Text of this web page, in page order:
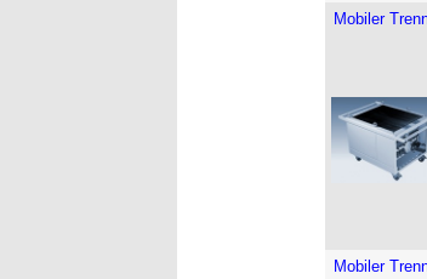
Mobiler
Mobiler